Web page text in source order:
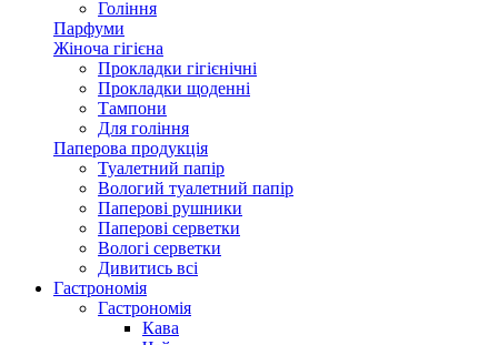
Гоління
Парфуми
Жіноча гігієна
Прокладки гігієнічні
Прокладки щоденні
Тампони
Для гоління
Паперова продукція
Туалетний папір
Вологий туалетний папір
Паперові рушники
Паперові серветки
Вологі серветки
Дивитись всі
Гастрономія
Гастрономія
Кава